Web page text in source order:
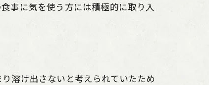
事に気を使う方には積極的に取り入
溶け出さないと考えられていたため